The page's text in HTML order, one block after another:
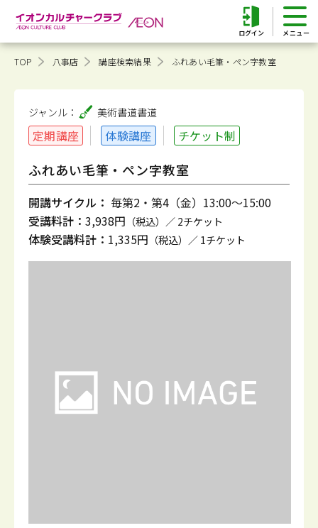
ログイン
TOP 八事店 講座検索結果 ふれあい毛筆・ペン字教室
ジャンル： 美術書道書道
定期講座 体験講座 チケット制
ふれあい毛筆・ペン字教室
開講サイクル： 毎第2・第4（金）13:00～15:00
受講料計： 3,938円 （税込）／ 2チケット
体験受講料計： 1,335円 （税込）／ 1チケット